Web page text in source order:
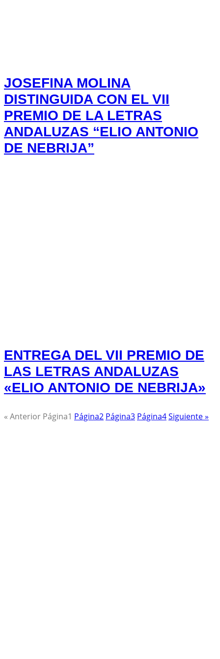
JOSEFINA MOLINA
DISTINGUIDA CON EL VII
PREMIO DE LA LETRAS
ANDALUZAS “ELIO ANTONIO
DE NEBRIJA”
ENTREGA DEL VII PREMIO DE
LAS LETRAS ANDALUZAS
«ELIO ANTONIO DE NEBRIJA»
« Anterior Página1 Página2 Página3 Página4Siguiente »